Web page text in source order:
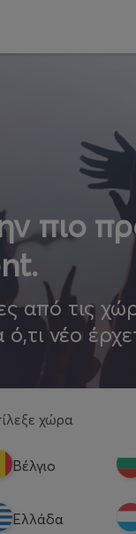
πιο
από τις
ό,τι νέο
χώρα
Βέλγιο
Eλλάδα